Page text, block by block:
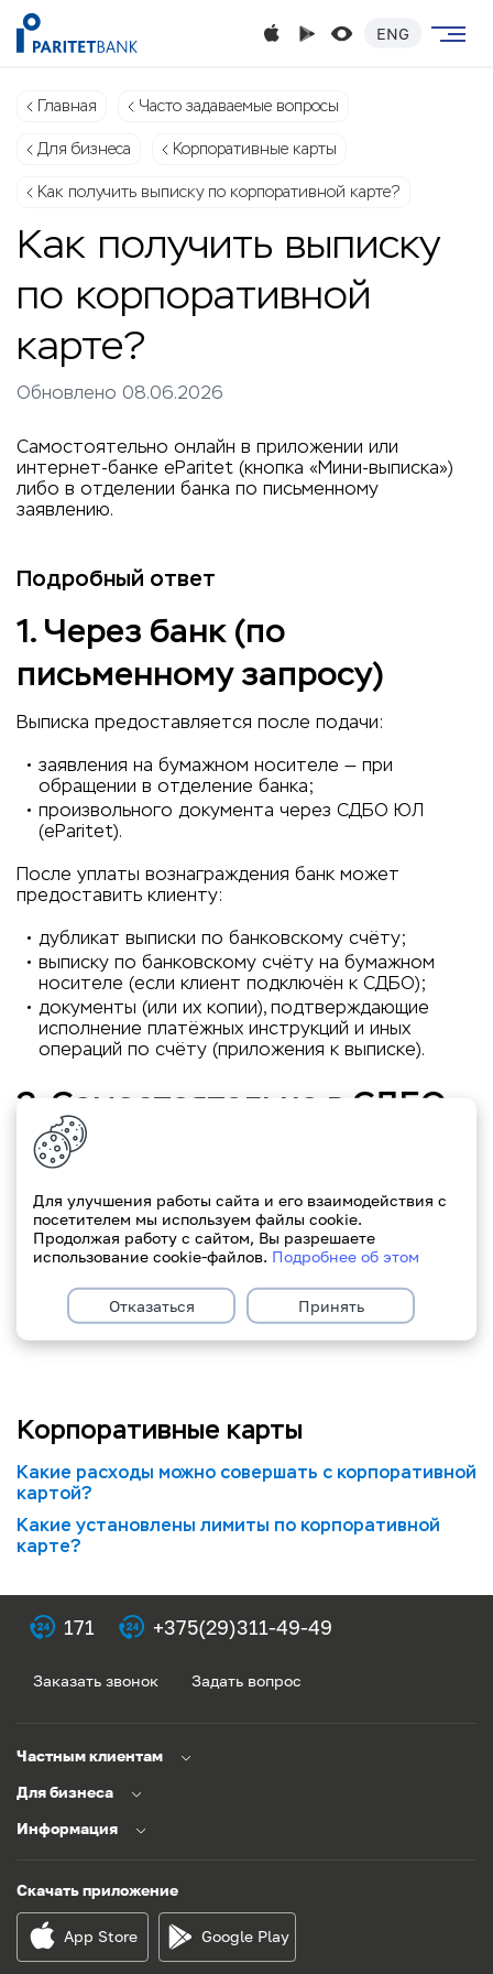
ENG
Главная Часто задаваемые вопросы
Для бизнеса Корпоративные карты
Как получить выписку по корпоративной карте?
Как получить выписку
по корпоративной
карте?
Обновлено 08.06.2026
Самостоятельно онлайн в приложении или
интернет-банке eParitet (кнопка «Мини-выписка»)
либо в отделении банка по письменному
заявлению.
Подробный ответ
1. Через банк (по
письменному запросу)
Выписка предоставляется после подачи:
заявления на бумажном носителе — при
обращении в отделение банка;
произвольного документа через СДБО ЮЛ
(eParitet).
После уплаты вознаграждения банк может
предоставить клиенту:
дубликат выписки по банковскому счёту;
выписку по банковскому счёту на бумажном
носителе (если клиент подключён к СДБО);
документы (или их копии), подтверждающие
исполнение платёжных инструкций и иных
операций по счёту (приложения к выписке).
2. Самостоятельно в СДБО
ЮЛ (eParitet)
Клиент может получить выписку в электронном
виде:
выбрать нужную корпоративную карту в
eParitet;
нажать кнопку «Мини-выписка».
Корпоративные карты
Какие расходы можно совершать с корпоративной
картой?
Какие установлены лимиты по корпоративной
карте?
171 +375(29)311-49-49
Заказать звонок Задать вопрос
Частным клиентам
Для бизнеса
Информация
Скачать приложение
App Store Google Play
Для улучшения работы сайта и его взаимодействия с
посетителем мы используем файлы cookie.
Продолжая работу с сайтом, Вы разрешаете
использование cookie-файлов. Подробнее об этом
Отказаться Принять